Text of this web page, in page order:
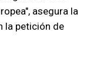
asegura la
la petición de